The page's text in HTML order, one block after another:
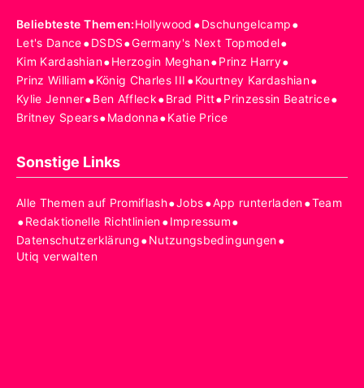
Beliebteste Themen:Hollywood •Dschungelcamp•
Let's Dance•DSDS•Germany's Next Topmodel•
Kim Kardashian•Herzogin Meghan•Prinz Harry•
Prinz William •König Charles III •Kourtney Kardashian•
Kylie Jenner•Ben Affleck•Brad Pitt•Prinzessin Beatrice•
Britney Spears•Madonna•Katie Price
Sonstige Links
Alle Themen auf Promiflash•Jobs•App runterladen•Team
•Redaktionelle Richtlinien•Impressum•
Datenschutzerklärung•Nutzungsbedingungen•
Utiq verwalten